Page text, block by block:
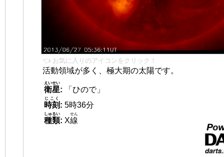
👈 お気に入りのアイコンをクリック！
活動領域が多く、極大期の太陽です。
衛星
えいせい
:
「ひので」
時刻
じこく
: 5時36分
種類
しゅるい
: X線
せん